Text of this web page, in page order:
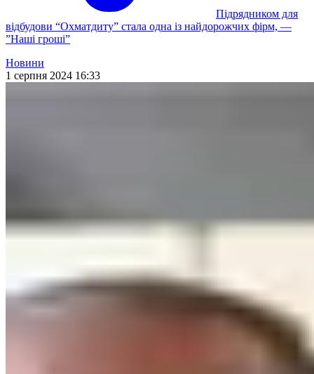
Підрядником для
відбудови “Охматдиту” стала одна із найдорожчих фірм, —
”Наші гроші”
Новини
1 серпня 2024 16:33